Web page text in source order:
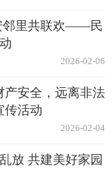
邻里共联欢——民
2026-02-06
产安全，远离非法
传活动
2026-02-04
放 共建美好家园